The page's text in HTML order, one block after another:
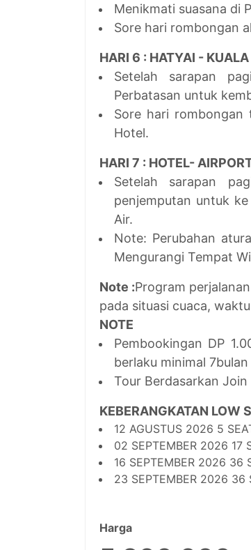
Menikmati suasana di
Sore hari rombongan
HARI 6 : HATYAI -
Setelah sarapan
Perbatasan untuk
Sore hari
Hotel.
HARI 7 : HOTEL-
Setelah sarapan
penjemputan untuk
Air.
Note: Perubahan
Mengurangi Tempat
Note :Program
pada situasi cuaca,
NOTE
Pembookingan DP
berlaku minimal
Tour Berdasarkan
KEBERANGKATAN LOW
12 AGUSTUS 2026 5
02 SEPTEMBER 2026 17
16 SEPTEMBER 2026 36
23 SEPTEMBER 2026 36
Harga